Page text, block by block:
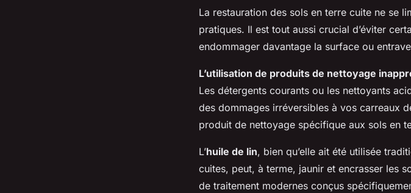
La restauration des sols en terre cuite ne se
pratiques. Il est tout aussi crucial d’éviter
endommager davantage la surface ou
L’utilisation de produits de nettoyage
Les détergents courants ou les nettoyants
des dommages irréversibles à vos carreaux
produit de nettoyage spécifique aux sols en
L’huile de lin, bien qu’elle ait été utilisée
cuites, peut, à terme, jaunir et encrasser les
de traitement modernes conçus